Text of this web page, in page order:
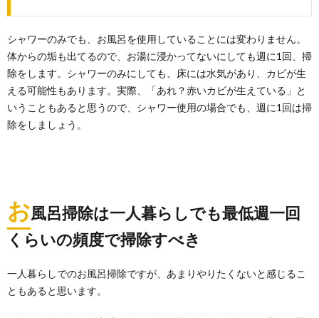
シャワーのみでも、お風呂を使用していることには変わりません。
体からの垢も出てるので、お湯に浸かってないにしても週に1回、掃
除をします。シャワーのみにしても、床には水気があり、カビが生
える可能性もあります。実際、「あれ？赤いカビが生えている」と
いうこともあると思うので、シャワー使用の場合でも、週に1回は掃
除をしましょう。
お風呂掃除は一人暮らしでも最低週一回
くらいの頻度で掃除すべき
一人暮らしでのお風呂掃除ですが、あまりやりたくないと感じるこ
ともあると思います。